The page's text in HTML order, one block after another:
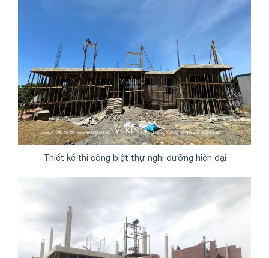
Thiết kế thi công biệt thự nghỉ dưỡng hiện đại